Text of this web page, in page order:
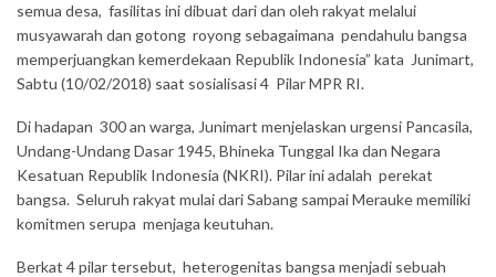
semua desa, fasilitas ini dibuat dari dan oleh rakyat melalui
musyawarah dan gotong royong sebagaimana pendahulu bangsa
memperjuangkan kemerdekaan Republik Indonesia” kata Junimart,
Sabtu (10/02/2018) saat sosialisasi 4 Pilar MPR RI.
Di hadapan 300 an warga, Junimart menjelaskan urgensi Pancasila,
Undang-Undang Dasar 1945, Bhineka Tunggal Ika dan Negara
Kesatuan Republik Indonesia (NKRI). Pilar ini adalah perekat
bangsa. Seluruh rakyat mulai dari Sabang sampai Merauke memiliki
komitmen serupa menjaga keutuhan.
Berkat 4 pilar tersebut, heterogenitas bangsa menjadi sebuah